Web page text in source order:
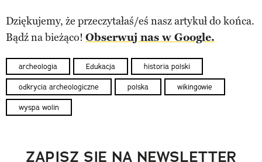
Dziękujemy, że przeczytałaś/eś nasz artykuł do końca.
Bądź na bieżąco! Obserwuj nas w Google.
archeologia Edukacja historia polski
odkrycia archeologiczne polska wikingowie
wyspa wolin
ZAPISZ SIĘ NA NEWSLETTER